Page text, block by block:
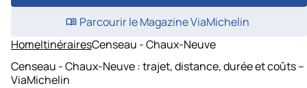
Parcourir le Magazine ViaMichelin
HomeItinérairesCenseau - Chaux-Neuve
Censeau - Chaux-Neuve : trajet, distance, durée et coûts –
ViaMichelin